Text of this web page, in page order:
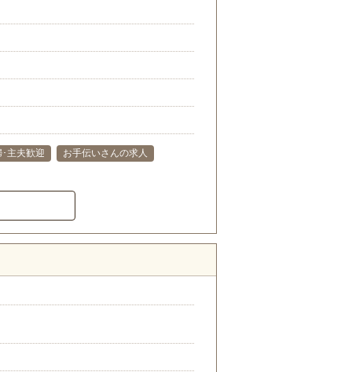
･主夫歓迎
お手伝いさんの求人